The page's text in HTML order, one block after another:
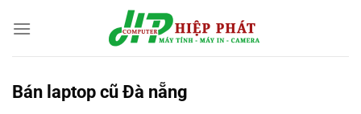
đến
Bán laptop cũ Đà nẵng